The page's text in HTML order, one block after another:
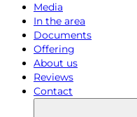
Media
In the area
Documents
Offering
About us
Reviews
Contact